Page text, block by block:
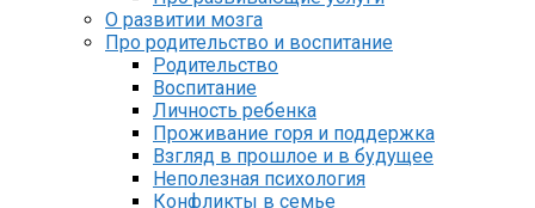
О развитии мозга
Про родительство и воспитание
Родительство
Воспитание
Личность ребенка
Проживание горя и поддержка
Взгляд в прошлое и в будущее
Неполезная психология
Конфликты в семье